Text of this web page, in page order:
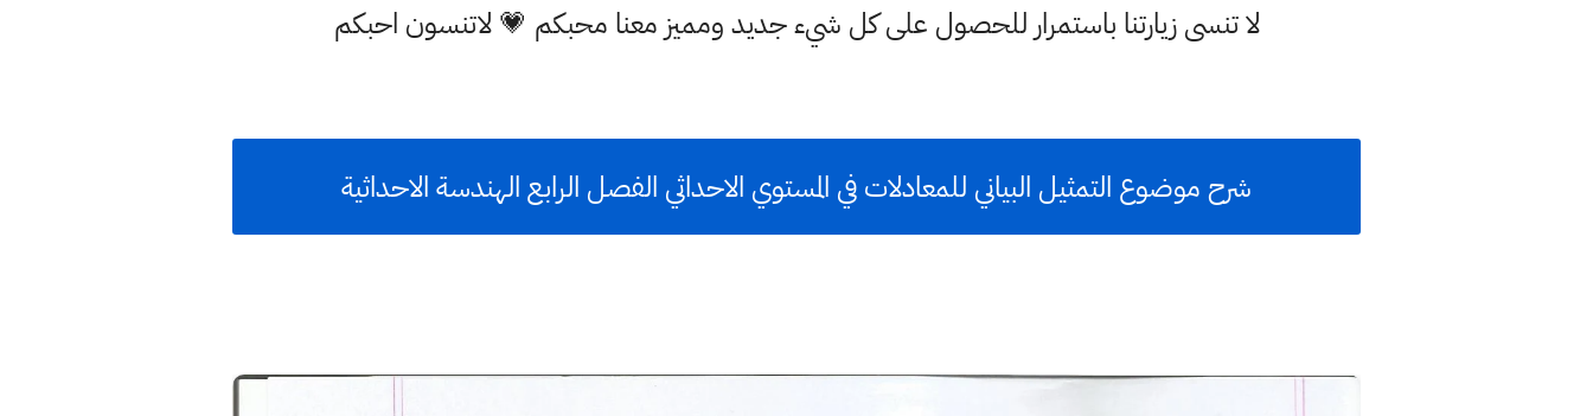
لا تنسى زيارتنا باستمرار للحصول على كل شيء جديد ومميز معنا محبكم 💗 لاتنسون احبكم
شرح موضوع التمثيل البياني للمعادلات في المستوي الاحداثي الفصل الرابع الهندسة الاحداثية